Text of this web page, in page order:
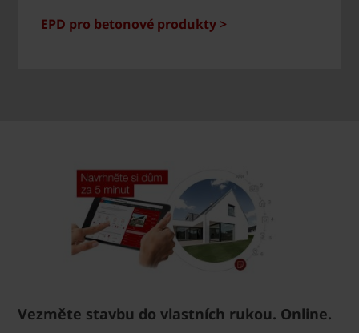
EPD pro betonové produkty >
Vezměte stavbu do vlastních rukou. Online.